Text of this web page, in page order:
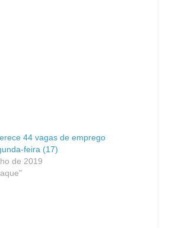
44 vagas de emprego
feira (17)
de 2019